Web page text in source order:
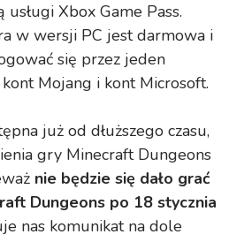
Xbox Game Pass.
w wersji PC jest darmowa i
się przez jeden
Mojang i kont Microsoft.
już od dłuższego czasu,
gry Minecraft Dungeons
nie będzie się dało grać
Dungeons po 18 stycznia
nas komunikat na dole